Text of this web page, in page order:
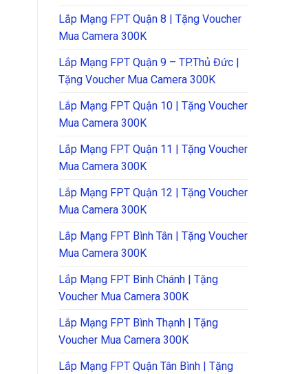
Lắp Mạng FPT Quận 8 | Tặng Voucher
Mua Camera 300K
Lắp Mạng FPT Quận 9 – TP.Thủ Đức |
Tặng Voucher Mua Camera 300K
Lắp Mạng FPT Quận 10 | Tặng Voucher
Mua Camera 300K
Lắp Mạng FPT Quận 11 | Tặng Voucher
Mua Camera 300K
Lắp Mạng FPT Quận 12 | Tặng Voucher
Mua Camera 300K
Lắp Mạng FPT Bình Tân | Tặng Voucher
Mua Camera 300K
Lắp Mạng FPT Bình Chánh | Tặng
Voucher Mua Camera 300K
Lắp Mạng FPT Bình Thạnh | Tặng
Voucher Mua Camera 300K
Lắp Mạng FPT Quận Tân Bình | Tặng